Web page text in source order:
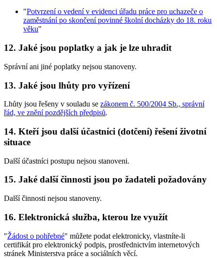
"Potvrzení o vedení v evidenci úřadu práce pro uchazeče o
zaměstnání po skončení povinné školní docházky do 18. roku
věku"
12. Jaké jsou poplatky a jak je lze uhradit
Správní ani jiné poplatky nejsou stanoveny.
13. Jaké jsou lhůty pro vyřízení
Lhůty jsou řešeny v souladu se zákonem č. 500/2004 Sb., správní
řád, ve znění pozdějších předpisů.
14. Kteří jsou další účastníci (dotčení) řešení životní
situace
Další účastníci postupu nejsou stanoveni.
15. Jaké další činnosti jsou po žadateli požadovány
Další činnosti nejsou stanoveny.
16. Elektronická služba, kterou lze využít
"Žádost o pohřebné" můžete podat elektronicky, vlastníte-li
certifikát pro elektronický podpis, prostřednictvím internetových
stránek Ministerstva práce a sociálních věcí.